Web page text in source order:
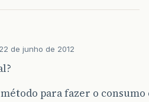
22 de junho de 2012
para fazer o